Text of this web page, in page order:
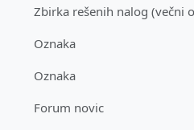
Oznaka
Oznaka
Forum novic